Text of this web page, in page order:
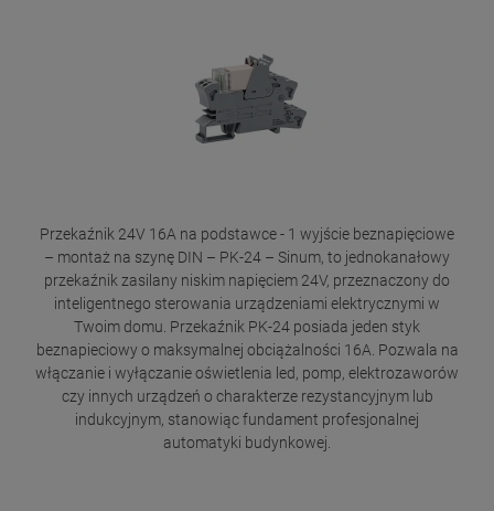
Przekaźnik 24V 16A na podstawce - 1 wyjście beznapięciowe
– montaż na szynę DIN – PK-24 – Sinum, to jednokanałowy
przekaźnik zasilany niskim napięciem 24V, przeznaczony do
inteligentnego sterowania urządzeniami elektrycznymi w
Twoim domu. Przekaźnik PK-24 posiada jeden styk
beznapieciowy o maksymalnej obciążalności 16A. Pozwala na
włączanie i wyłączanie oświetlenia led, pomp, elektrozaworów
czy innych urządzeń o charakterze rezystancyjnym lub
indukcyjnym, stanowiąc fundament profesjonalnej
automatyki budynkowej.